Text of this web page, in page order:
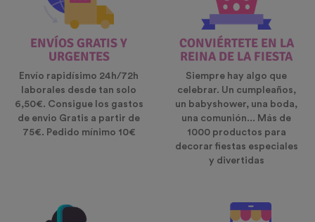
ENVÍOS GRATIS Y
URGENTES
Envío rapidísimo 24h/72h
laborales desde tan solo
6,50€. Consigue los gastos
de envio Gratis a partir de
75€. Pedido mínimo 10€
CONVIÉRTETE EN LA
REINA DE LA FIESTA
Siempre hay algo que
celebrar. Un cumpleaños,
un babyshower, una boda,
una comunión... Más de
1000 productos para
decorar fiestas especiales
y divertidas